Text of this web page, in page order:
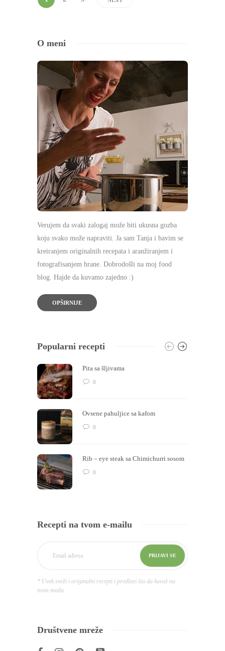
O meni
Verujem da svaki zalogaj može biti ukusna gozba
koju svako može napraviti. Ja sam Tanja i bavim se
kreiranjem originalnih recepata i aranžiranjem i
fotografisanjem hrane. Dobrodošli na moj food
blog. Hajde da kuvamo zajedno :)
OPŠIRNIJE
Popularni recepti
Pita sa šljivama
0
Ovsene pahuljice sa kafom
0
Rib – eye steak sa Chimichurri sosom
0
Recepti na tvom e-mailu
* Uvek sveži i originalni recepti i predlozi šta da kuvaš na
tvom mailu
Društvene mreže